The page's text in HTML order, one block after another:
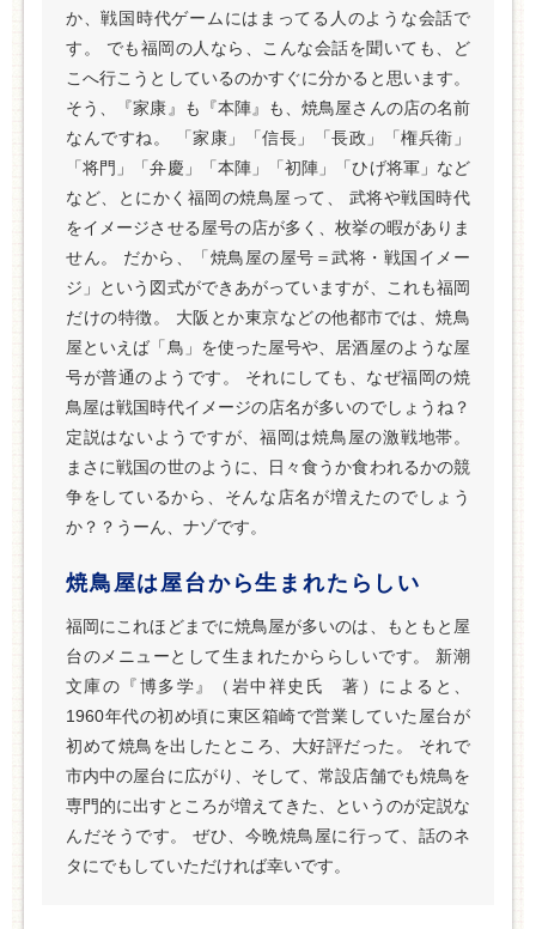
か、戦国時代ゲームにはまってる人のような会話で
す。 でも福岡の人なら、こんな会話を聞いても、ど
こへ行こうとしているのかすぐに分かると思います。
そう、『家康』も『本陣』も、焼鳥屋さんの店の名前
なんですね。 「家康」「信長」「長政」「権兵衛」
「将門」「弁慶」「本陣」「初陣」「ひげ将軍」など
など、とにかく福岡の焼鳥屋って、 武将や戦国時代
をイメージさせる屋号の店が多く、枚挙の暇がありま
せん。 だから、「焼鳥屋の屋号＝武将・戦国イメー
ジ」という図式ができあがっていますが、これも福岡
だけの特徴。 大阪とか東京などの他都市では、焼鳥
屋といえば「鳥」を使った屋号や、居酒屋のような屋
号が普通のようです。 それにしても、なぜ福岡の焼
鳥屋は戦国時代イメージの店名が多いのでしょうね？
定説はないようですが、福岡は焼鳥屋の激戦地帯。
まさに戦国の世のように、日々食うか食われるかの競
争をしているから、そんな店名が増えたのでしょう
か？？うーん、ナゾです。
焼鳥屋は屋台から生まれたらしい
福岡にこれほどまでに焼鳥屋が多いのは、もともと屋
台のメニューとして生まれたかららしいです。 新潮
文庫の『博多学』（岩中祥史氏 著）によると、
1960年代の初め頃に東区箱崎で営業していた屋台が
初めて焼鳥を出したところ、大好評だった。 それで
市内中の屋台に広がり、そして、常設店舗でも焼鳥を
専門的に出すところが増えてきた、というのが定説な
んだそうです。 ぜひ、今晩焼鳥屋に行って、話のネ
タにでもしていただければ幸いです。